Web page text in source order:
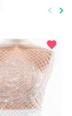
keyboard_arrow_left keyboard_arrow_right
favorite